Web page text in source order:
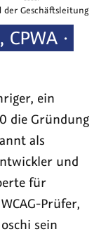
, CPWA ·
Geschäftsleitung
ein
die Grün­dung
als
und
für
Prüfer,
sein